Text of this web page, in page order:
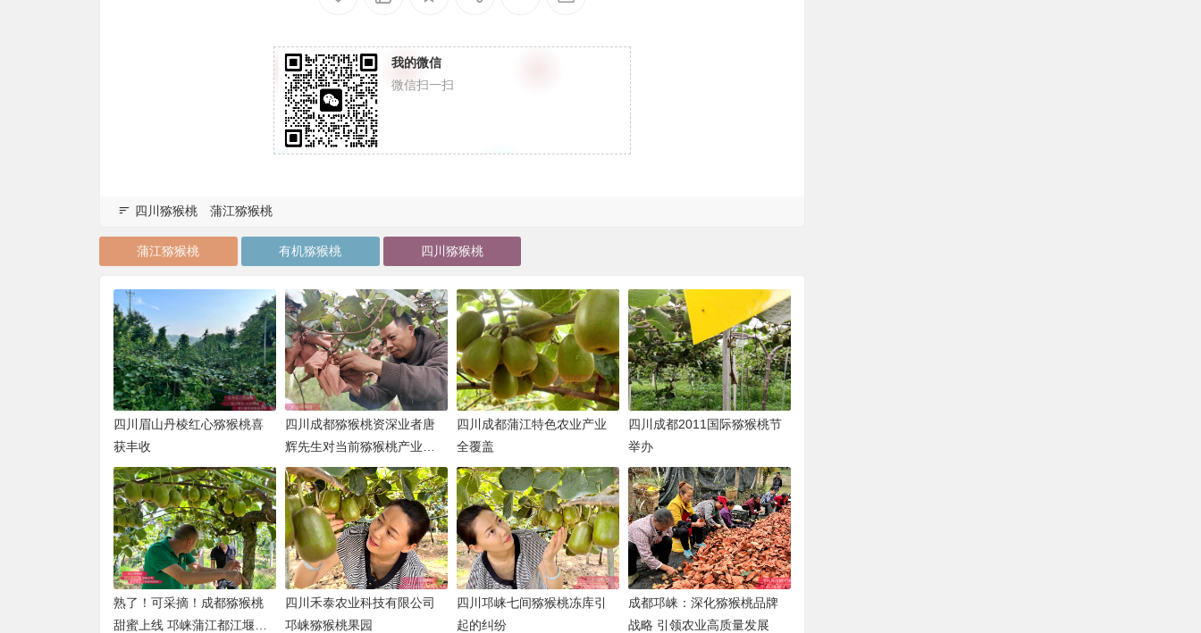
我的微信
微信扫一扫
四川猕猴桃 蒲江猕猴桃
蒲江猕猴桃 有机猕猴桃 四川猕猴桃
四川眉山丹棱红心猕猴桃喜
获丰收
四川成都猕猴桃资深业者唐
辉先生对当前猕猴桃产业发
展思考
四川成都蒲江特色农业产业
全覆盖
四川成都2011国际猕猴桃节
举办
熟了！可采摘！成都猕猴桃
甜蜜上线 邛崃蒲江都江堰都
四川禾泰农业科技有限公司
邛崃猕猴桃果园
四川邛崃七间猕猴桃冻库引
起的纠纷
成都邛崃：深化猕猴桃品牌
战略 引领农业高质量发展